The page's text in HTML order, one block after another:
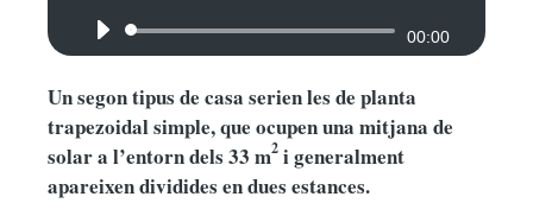
Reproductor
00:00
Un segon tipus de casa serien les de planta
trapezoidal simple, que ocupen una mitjana de
solar a l’entorn dels 33 m2 i generalment
apareixen dividides en dues estances.